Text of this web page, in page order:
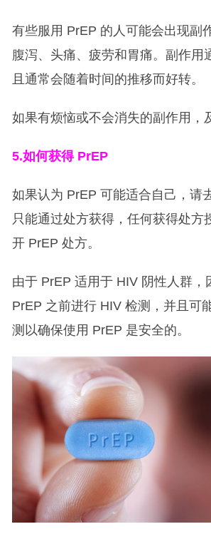
有些服用 PrEP 的人可能会出现副
腹泻、头痛、疲劳和胃痛。副作用
且通常会随着时间的推移而好转。
如果有烦恼或不会消失的副作用，
5.如何获得 PrEP
如果认为 PrEP 可能适合自己，请
只能通过处方获得，任何获得处方
开 PrEP 处方。
由于 PrEP 适用于 HIV 阴性人群，
PrEP 之前进行 HIV 检测，并且可
测以确保使用 PrEP 是安全的。